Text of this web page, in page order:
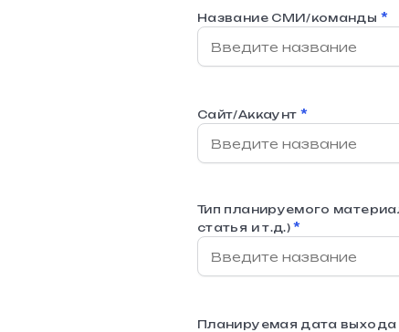
Название СМИ/команды *
Сайт/Аккаунт *
Тип планируемого
статья и т.д.)*
Планируемая дата выхода